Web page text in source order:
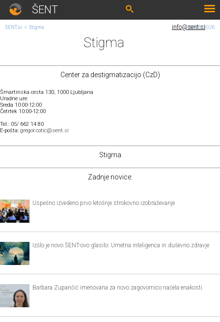
ŠENT
info@sent.si
10. 08. 2026
ŠENT.si > Stigma
Stigma
Center za destigmatizacijo (CzD)
Šmartinska cesta 130, 1000 Ljubljana
Uradne ure:
Sreda 10:00-12:00
Četrtek 10:00-12:00
Tel.: 05/ 662 14 80
E-pošta: gregor.cotic@sent.si
Stigma
Zadnje novice:
Uspešno izvedeno prvo letošnje strokovno izobraževanje
Izšlo je novo ŠENT-ovo glasilo: Umetna inteligenca in duševno zdravje
Barbara Zupančič imenovana za novo zagovornico načela enakosti